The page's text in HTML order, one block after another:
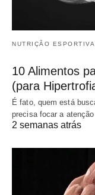
NUTRIÇÃO ESPORTIVA
10 Alimentos
(para
É fato, quem está
precisa focar a
2 semanas atrás